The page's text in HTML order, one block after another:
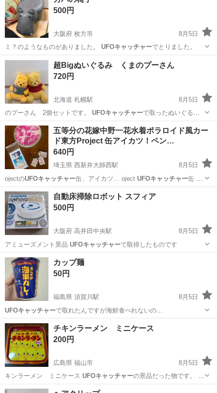
工場のお仕事 ◇コネクタ製造工...
500円
大阪府 枚方市
8月5日
ミ？のようなものがありました。 UFOキャッチャーでとりました。
大阪 枚方市 UFOキャッチャー
超Bigぬいぐるみ くまのプーさん
720円
北海道 札幌駅
8月5日
のプーさん 2個セットです。 UFOキャッチャーで取ったぬいぐるみ
です。 貰…
北海道 札幌市 札幌駅 おもちゃ くまのプーさん
五等分の花嫁中野一花水着ポラロイド風カー
ド東方Project 缶アイカツ！ペン…
640円
埼玉県 西新井大師西駅
8月5日
ojectのUFOキャッチャー缶、アイカツ… oject UFOキャッチャー缶 ・
チェー…
埼玉 川口市 西新井大師西駅
自動床掃除ロボット スフィア
500円
大阪府 高井田中央駅
8月5日
アミューズメント景品 UFOキャッチャーで取得したものです
大阪 東大阪市 高井田中央駅
カップ麺
50円
福島県 須賀川駅
8月5日
UFOキャッチャーで取れたんですが海鮮食べれないの…
福島 須賀川市
チキンラーメン ミニケース
200円
広島県 福山市
8月5日
キンラーメン ミニケース UFOキャッチャーの景品だった物です。 勿
論…
広島 福山市 ノベルティグッズ